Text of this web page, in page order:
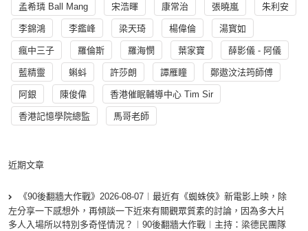
孟希璘 Ball Mang 宋浩暉 康常治 張曉嵐 朱利安
李錦鴻 李鑑峰 梁天琦 楊偉倫 湯寳如
瘋中三子 羅倫斯 羅海憫 葉家寶 薛影儀 - 阿儀
藍精靈 蝌蚪 許莎朗 譚雁瞳 鄭遨汶法筠師傅
阿銀 陳俊偉 香港催眠輔導中心 Tim Sir
香港記憶學院總監 馬哥老師
近期文章
《90後翻牆大作戰》2026-08-07︱最近有《蜘蛛俠》新電影上映，除
左分享一下感想外，再傾談一下近來有關觀眾質素的討論，因為多大片
多人入場所以特別多奇怪情況？︱90後翻牆大作戰︱主持：梁德民團隊